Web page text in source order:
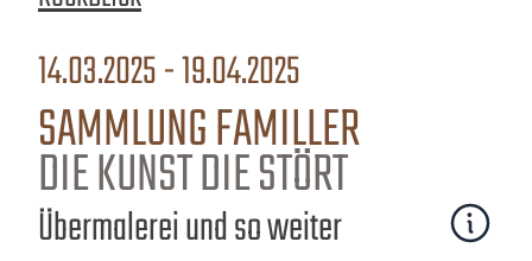
14.03.2025 - 19.04.2025
SAMMLUNG FAMILLER
DIE KUNST DIE STÖRT
Übermalerei und so weiter